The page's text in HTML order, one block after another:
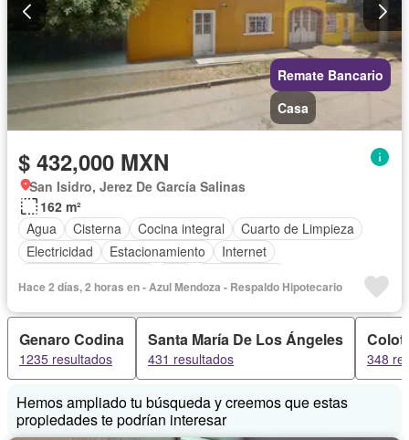
Remate Bancario
Casa
$ 432,000 MXN
San Isidro, Jerez De García Salinas
162 m²
Agua
Cisterna Cocina integral
Cuarto de Limpieza
Electricidad
Estacionamiento
Internet
Hace 2 días, 2 horas en - Azul Mendoza - Respaldo Hipotecario
Genaro Codina
1235 resultados
Santa María De Los Ángeles
431 resultados 348
Hemos ampliado tu búsqueda y creemos que estas
propiedades te podrían interesar